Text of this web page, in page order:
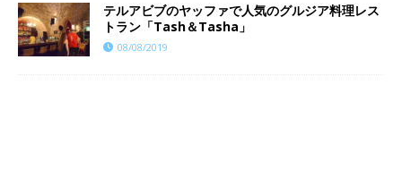
テルアビブのヤッファで人気のグルジア料理レス
トラン「Tash＆Tasha」
08/08/2019